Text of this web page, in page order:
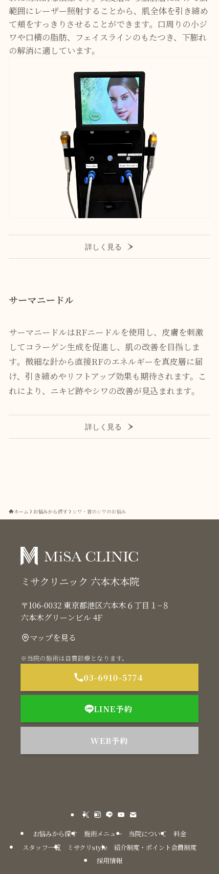
範囲にレーザー照射することから、肌全体を引き締め
て頬をすっきりさせることができます。口周りの小ジ
ワや口横の脂肪、フェイスラインのもたつき、下膨れ
の解消に適しています。
詳しく見る
サーマニードル
サーマニードルはRFニードルを使用し、皮膚を刺激
してコラーゲン生成を促進し、肌の改善を目指しま
す。微細な針から直接RFのエネルギーを真皮層に届
け、引き締めやリフトアップ効果も期待されます。こ
れにより、ニキビ跡やシワの改善が見込まれます。
詳しく見る
ホーム お悩みから探す シワ・首のシワのお悩み
ミサクリニック 六本木本院
〒106-0032 東京都港区六本木６丁目１−８
六本木グリーンビル 4F
マップを見る
※当院の施術は自費診療となります。
03-6910-5774
LINE予約
WEB予約
お悩みから探す 施術メニュー 当院について
料金
スタッフ一覧
ミサクリstyle
紹介制度・ポイント会員制度
採用情報